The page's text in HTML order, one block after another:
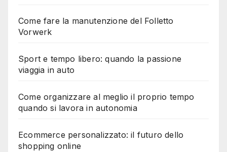
Come fare la manutenzione del Folletto
Vorwerk
Sport e tempo libero: quando la passione
viaggia in auto
Come organizzare al meglio il proprio tempo
quando si lavora in autonomia
Ecommerce personalizzato: il futuro dello
shopping online